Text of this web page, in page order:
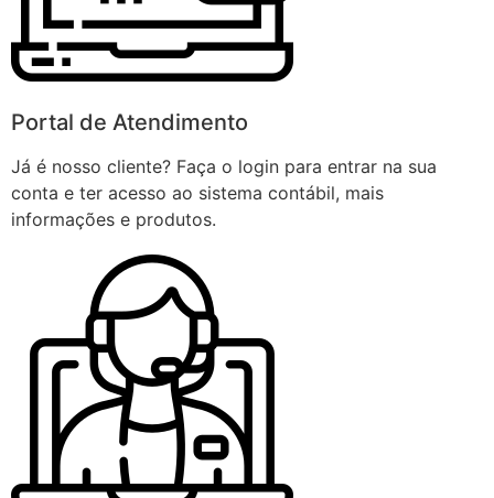
Portal de Atendimento
Já é nosso cliente? Faça o login para entrar na sua
conta e ter acesso ao sistema contábil, mais
informações e produtos.